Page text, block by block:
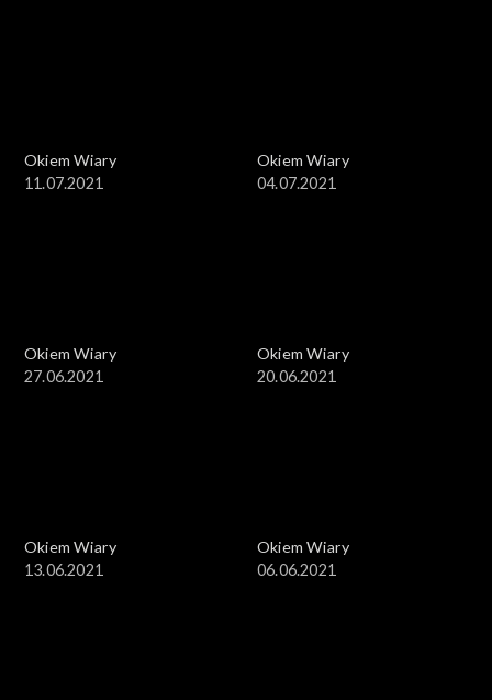
Okiem Wiary
11.07.2021
Okiem Wiary
04.07.2021
Okiem Wiary
27.06.2021
Okiem Wiary
20.06.2021
Okiem Wiary
13.06.2021
Okiem Wiary
06.06.2021